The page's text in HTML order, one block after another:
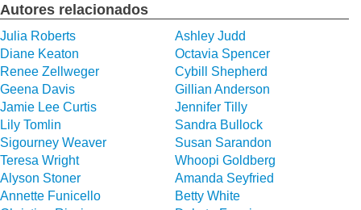
Autores relacionados
Julia Roberts
Ashley Judd
Diane Keaton
Octavia Spencer
Renee Zellweger
Cybill Shepherd
Geena Davis
Gillian Anderson
Jamie Lee Curtis
Jennifer Tilly
Lily Tomlin
Sandra Bullock
Sigourney Weaver
Susan Sarandon
Teresa Wright
Whoopi Goldberg
Alyson Stoner
Amanda Seyfried
Annette Funicello
Betty White